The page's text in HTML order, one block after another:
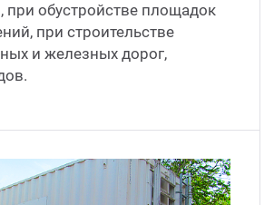
при обустройстве площадок
при строительстве
и железных дорог,